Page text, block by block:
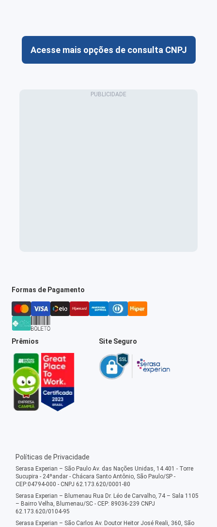
Acesse mais opções de consulta CNPJ
Formas de Pagamento
Prêmios Site Seguro
Políticas de Privacidade
Serasa Experian – São Paulo Av. das Nações Unidas, 14.401 - Torre
Sucupira - 24ºandar - Chácara Santo Antônio, São Paulo/SP -
CEP:04794-000 - CNPJ 62.173.620/0001-80
Serasa Experian – Blumenau Rua Dr. Léo de Carvalho, 74 – Sala 1105
– Bairro Velha, Blumenau/SC - CEP: 89036-239 CNPJ
62.173.620/0104-95
Serasa Experian – São Carlos Av. Doutor Heitor José Reali, 360, São